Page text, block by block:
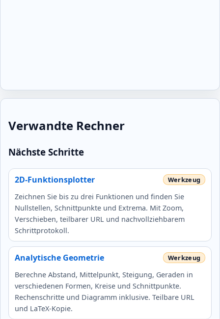
Verwandte Rechner
Nächste Schritte
2D-Funktionsplotter
Zeichnen Sie bis zu drei Funktionen und finden Sie
Nullstellen, Schnittpunkte und Extrema. Mit Zoom,
Verschieben, teilbarer URL und nachvollziehbarem
Schrittprotokoll.
Analytische Geometrie
Berechne Abstand, Mittelpunkt, Steigung, Geraden in
verschiedenen Formen, Kreise und Schnittpunkte.
Rechenschritte und Diagramm inklusive. Teilbare URL
und LaTeX‑Kopie.